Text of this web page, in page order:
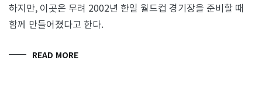
하지만, 이곳은 무려 2002년 한일 월드컵 경기장을 준비할 때
함께 만들어졌다고 한다.
READ MORE